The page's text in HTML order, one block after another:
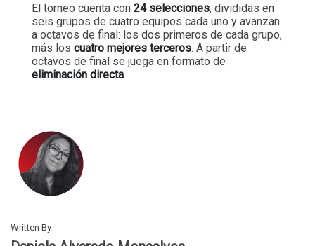
El torneo cuenta con 24 selecciones, divididas en
seis grupos de cuatro equipos cada uno y avanzan
a octavos de final: los dos primeros de cada grupo,
más los cuatro mejores terceros. A partir de
octavos de final se juega en formato de
eliminación directa.
Written By